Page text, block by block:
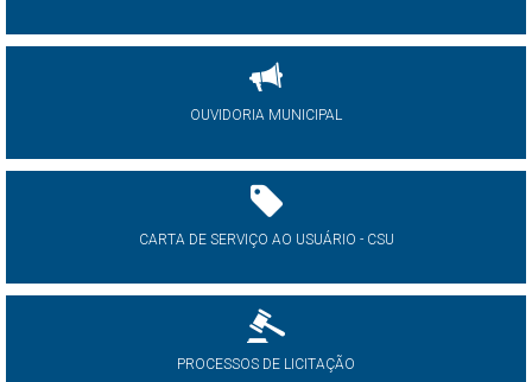
OUVIDORIA MUNICIPAL
CARTA DE SERVIÇO AO USUÁRIO - CSU
PROCESSOS DE LICITAÇÃO